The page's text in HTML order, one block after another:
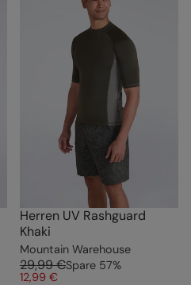
Herren UV Rashguard
Khaki
Mountain Warehouse
29,99 €Spare 57%
12,99 €